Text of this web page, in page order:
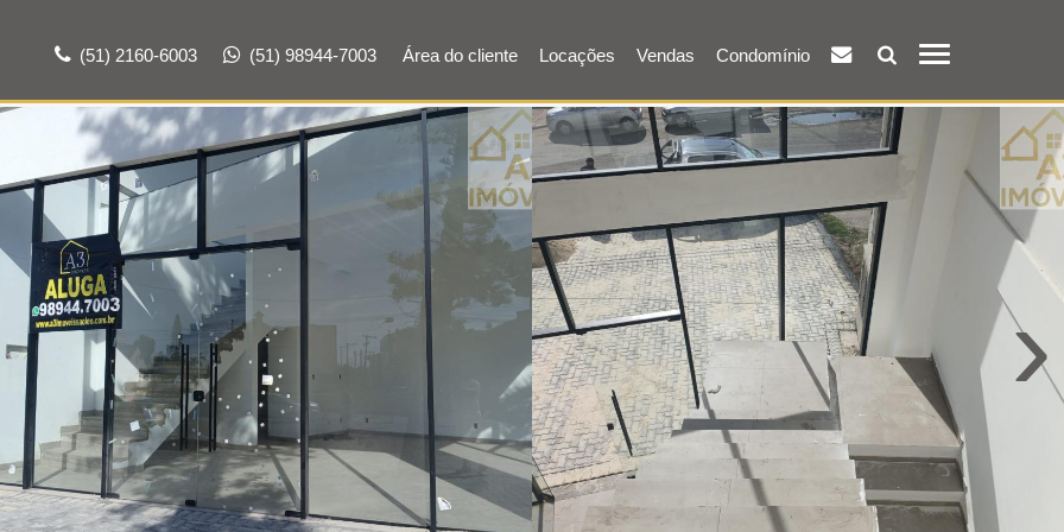
(51) 2160-6003 (51) 98944-7003 Área do cliente Locações Vendas Condomínio
›